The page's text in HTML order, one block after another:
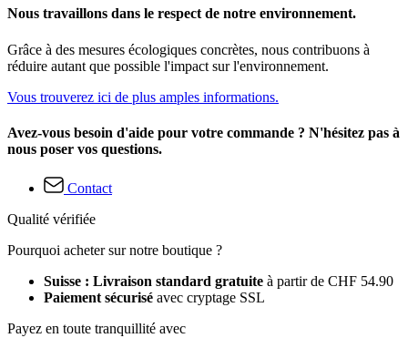
Nous travaillons dans le respect de notre environnement.
Grâce à des mesures écologiques concrètes, nous contribuons à
réduire autant que possible l'impact sur l'environnement.
Vous trouverez ici de plus amples informations.
Avez-vous besoin d'aide pour votre commande ? N'hésitez pas à
nous poser vos questions.
Contact
Qualité vérifiée
Pourquoi acheter sur notre boutique ?
Suisse : Livraison standard gratuite à partir de CHF 54.90
Paiement sécurisé avec cryptage SSL
Payez en toute tranquillité avec